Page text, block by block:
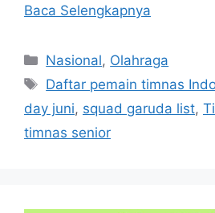
Baca Selengkapnya
Kategori
Nasional, Olahraga
Tag
Daftar pemain timnas
day juni, squad garuda list,
timnas senior